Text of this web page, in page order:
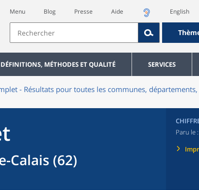
Menu Blog Presse Aide English
DÉFINITIONS, MÉTHODES ET QUALITÉ SERVICES
- Résultats pour toutes les communes,
Calais (62)
Paru le :